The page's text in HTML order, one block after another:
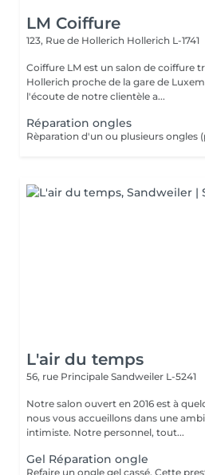
LM Coiffure
123, Rue de Hollerich Hollerich L-1741
Coiffure LM est un salon de coiffure
Hollerich proche de la gare de Luxembourg. Nous
l'écoute de notre clientèle a...
Réparation ongles
L'air du temps
56, rue Principale Sandweiler L-5241
Notre salon ouvert en 2016 est à
nous vous accueillons dans une
intimiste. Notre personnel, tout...
Gel Réparation ongle